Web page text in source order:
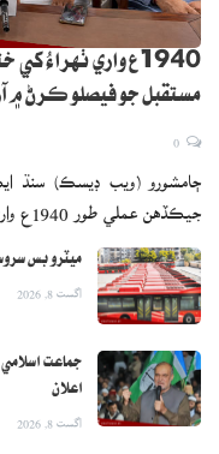
1940ع واري
مستقبل جو فيصلو ڪرڻ ۾
ڄامشورو (ويب ڊيسڪ) سنڌ
جيڪڏهن عملي طور 1940ع واري ٺهراءُ ۽ 1973ع جي آئين کي…
ميٽرو بس سروس 11 آگسٽ کان بند ڪرڻ جو
اگست 8, 2026
اعلان
اگست 8, 2026